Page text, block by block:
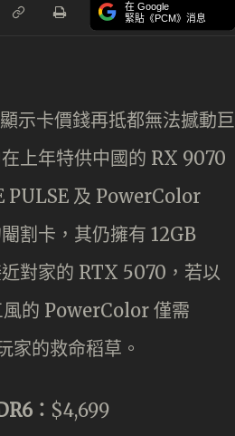
在 Google
緊貼《PCM》消息
示卡價錢再抵都無法撼動巨
上年特供中國的 RX 9070
PULSE 及 PowerColor
割卡，其仍擁有 12GB
對家的 RTX 5070，若以
風的 PowerColor 僅需
家的救命稻草。
： $4,699